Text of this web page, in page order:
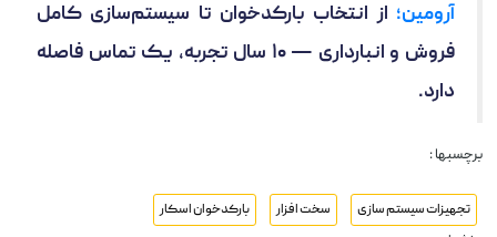
آرومین؛ از انتخاب بارکدخوان تا سیستم‌سازی کامل
فروش و انبارداری — ۱۰ سال تجربه، یک تماس فاصله
دارد.
برچسبها :
تجهیزات سیستم سازی سخت افزار
بارکدخوان اسکار